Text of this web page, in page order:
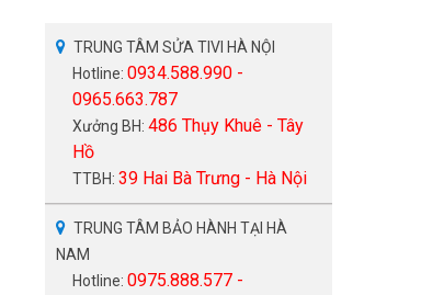
TRUNG TÂM SỬA TIVI HÀ NỘI
Hotline: 0934.588.990 -
0965.663.787
Xưởng BH: 486 Thụy Khuê - Tây
Hồ
TTBH: 39 Hai Bà Trưng - Hà Nội
TRUNG TÂM BẢO HÀNH TẠI HÀ
NAM
Hotline: 0975.888.577 -